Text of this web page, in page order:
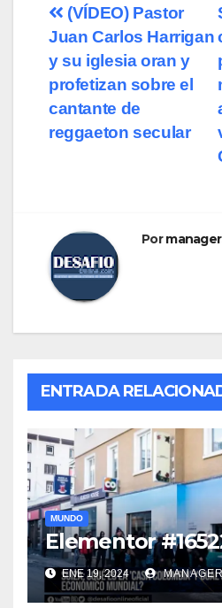
Navegación
de
entradas
(VÍDEO) Pastor
Juan Carlos Harrigan
y su iglesia oran y
profetizan sobre el
cantante de
reggaeton secular
Por
ENTRADA
MUNDO
Elementor
ENE 19, 2024